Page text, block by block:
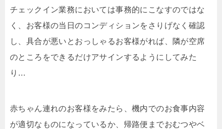
チェックイン業務においては事務的にこなすのではな
く、お客様の当日のコンディションをさりげなく確認
し、具合が悪いとおっしゃるお客様がれば、隣が空席
のところをできるだけアサインするようにしてみた
り…
赤ちゃん連れのお客様をみたら、機内でのお食事内容
が適切なものになっているか、帰路便までおむつやベ